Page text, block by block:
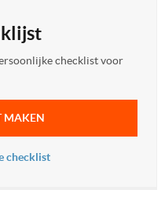
checklist voor
MAKEN
checklist